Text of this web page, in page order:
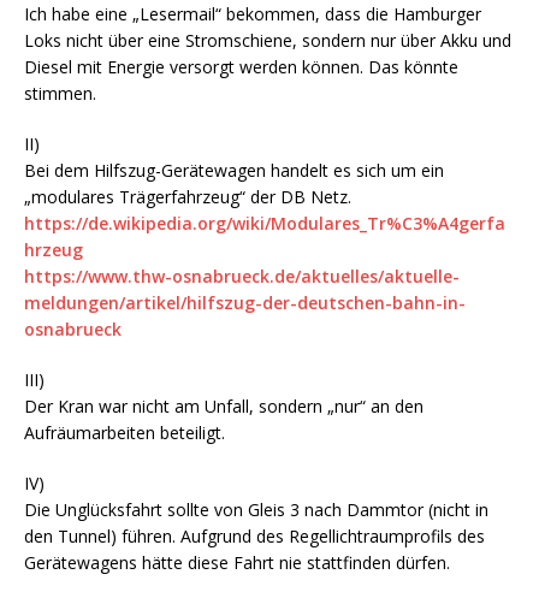
Ich habe eine „Lesermail“ bekommen, dass die Hamburger
Loks nicht über eine Stromschiene, sondern nur über Akku und
Diesel mit Energie versorgt werden können. Das könnte
stimmen.
II)
Bei dem Hilfszug-Gerätewagen handelt es sich um ein
„modulares Trägerfahrzeug“ der DB Netz.
https://de.wikipedia.org/wiki/Modulares_Tr%C3%A4gerfa
hrzeug
https://www.thw-osnabrueck.de/aktuelles/aktuelle-
meldungen/artikel/hilfszug-der-deutschen-bahn-in-
osnabrueck
III)
Der Kran war nicht am Unfall, sondern „nur“ an den
Aufräumarbeiten beteiligt.
IV)
Die Unglücksfahrt sollte von Gleis 3 nach Dammtor (nicht in
den Tunnel) führen. Aufgrund des Regellichtraumprofils des
Gerätewagens hätte diese Fahrt nie stattfinden dürfen.